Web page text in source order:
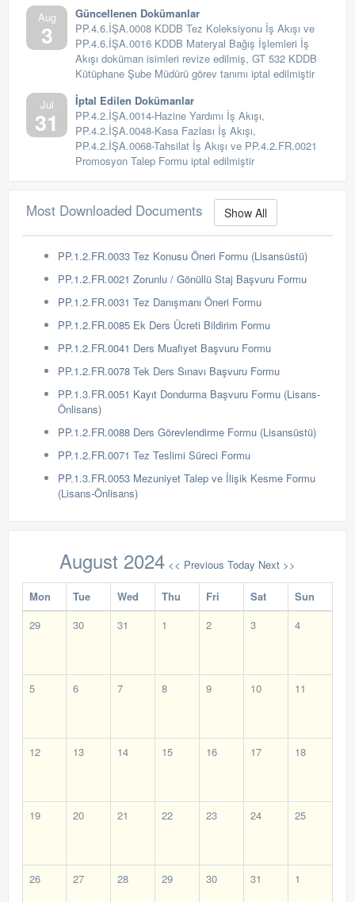
Aug
3
Güncellenen Dokümanlar
PP.4.6.İŞA.0008 KDDB Tez Koleksiyonu İş Akışı ve
PP.4.6.İŞA.0016 KDDB Materyal Bağış İşlemleri İş
Akışı doküman isimleri revize edilmiş, GT 532 KDDB
Kütüphane Şube Müdürü görev tanımı iptal edilmiştir
Jul
31
İptal Edilen Dokümanlar
PP.4.2.İŞA.0014-Hazine Yardımı İş Akışı,
PP.4.2.İŞA.0048-Kasa Fazlası İş Akışı,
PP.4.2.İŞA.0068-Tahsilat İş Akışı ve PP.4.2.FR.0021
Promosyon Talep Formu iptal edilmiştir
Most Downloaded Documents Show All
PP.1.2.FR.0033 Tez Konusu Öneri Formu (Lisansüstü)
PP.1.2.FR.0021 Zorunlu / Gönüllü Staj Başvuru Formu
PP.1.2.FR.0031 Tez Danışmanı Öneri Formu
PP.1.2.FR.0085 Ek Ders Ücreti Bildirim Formu
PP.1.2.FR.0041 Ders Muafiyet Başvuru Formu
PP.1.2.FR.0078 Tek Ders Sınavı Başvuru Formu
PP.1.3.FR.0051 Kayıt Dondurma Başvuru Formu (Lisans-
Önlisans)
PP.1.2.FR.0088 Ders Görevlendirme Formu (Lisansüstü)
PP.1.2.FR.0071 Tez Teslimi Süreci Formu
PP.1.3.FR.0053 Mezuniyet Talep ve İlişik Kesme Formu
(Lisans-Önlisans)
August 2024 << Previous Today Next >>
Mon Tue Wed Thu Fri Sat
Sun
29
30 31 1 2 3 4
5 6 7 8 9 10 11
12 13 14 15 16 17 18
19 20 21 22 23 24 25
26 27 28 29 30 31 1